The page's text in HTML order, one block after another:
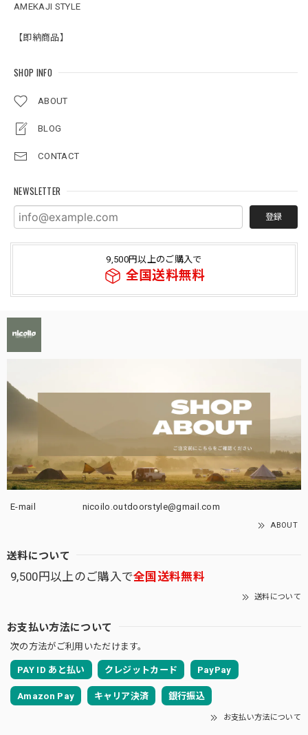
AMEKAJI STYLE
【即納商品】
SHOP INFO
ABOUT
BLOG
CONTACT
NEWSLETTER
登録
9,500円以上のご購入で
全国送料無料
E-mail nicoilo.outdoorstyle@gmail.com
ABOUT
送料について
9,500円以上のご購入で全国送料無料
送料について
お支払い方法について
次の方法がご利用いただけます。
PAY ID あと払い クレジットカード PayPay
Amazon Pay キャリア決済 銀行振込
お支払い方法について